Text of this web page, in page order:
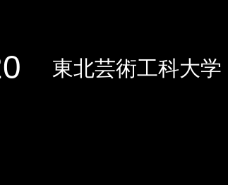
東北芸術工科大学